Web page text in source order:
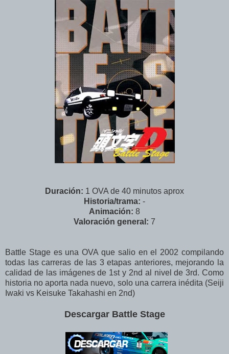
Duración: 1 OVA de 40 minutos aprox
Historia/trama: -
Animación: 8
Valoración general: 7
Battle Stage es una OVA que salio en el 2002 compilando
todas las carreras de las 3 etapas anteriores, mejorando la
calidad de las imágenes de 1st y 2nd al nivel de 3rd. Como
historia no aporta nada nuevo, solo una carrera inédita (Seiji
Iwaki vs Keisuke Takahashi en 2nd)
Descargar Battle Stage